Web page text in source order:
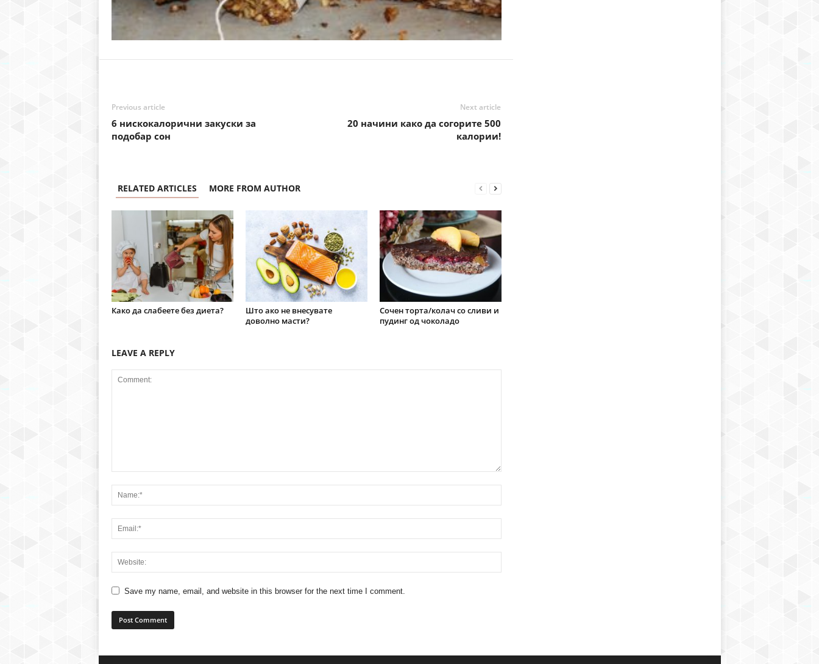
Previous article
6 нискокалорични закуски за
подобар сон
Next article
20 начини како да согорите 500
калории!
RELATED ARTICLES MORE FROM AUTHOR
Како да слабеете без диета?
Што ако не внесувате
доволно масти?
Сочен торта/колач со сливи и
пудинг од чоколадо
LEAVE A REPLY
Save my name, email, and website in this browser for the next time I comment.